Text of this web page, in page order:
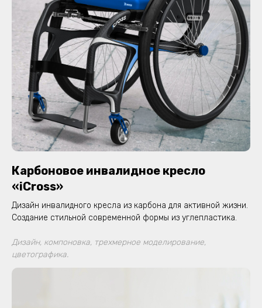
Карбоновое инвалидное кресло
«iCross»
Дизайн инвалидного кресла из карбона для активной жизни.
Создание стильной современной формы из углепластика.
Дизайн, компоновка, трехмерное моделирование,
цветографика.